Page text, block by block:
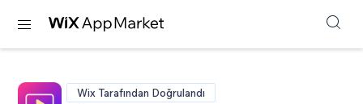
Wix Tarafından Doğrulandı